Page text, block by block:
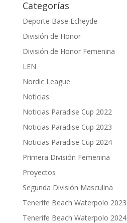
Categorías
Deporte Base Echeyde
División de Honor
División de Honor Femenina
LEN
Nordic League
Noticias
Noticias Paradise Cup 2022
Noticias Paradise Cup 2023
Noticias Paradise Cup 2024
Primera División Femenina
Proyectos
Segunda División Masculina
Tenerife Beach Waterpolo 2023
Tenerife Beach Waterpolo 2024